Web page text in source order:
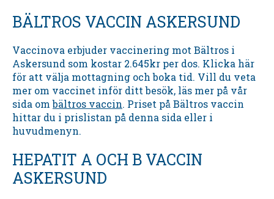
BÄLTROS VACCIN ASKERSUND
Vaccinova erbjuder vaccinering mot Bältros i
Askersund som kostar 2.645kr per dos. Klicka här
för att välja mottagning och boka tid. Vill du veta
mer om vaccinet inför ditt besök, läs mer på vår
sida ombältros vaccin. Priset på Bältros vaccin
hittar du i prislistan på denna sida eller i
huvudmenyn.
HEPATIT A OCH B VACCIN
ASKERSUND